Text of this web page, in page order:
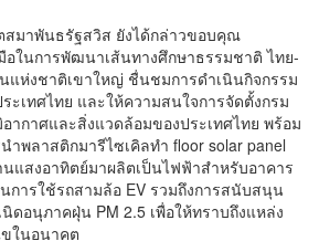
สมาพันธรัฐสวิส ยังได้กล่าวขอบคุณ
อในการพัฒนาเส้นทางศึกษาธรรมชาติ ไทย-
ห่งชาติเขาใหญ่ ชื่นชมการดำเนินกิจกรรม
ะเทศไทย และให้ความสนใจการจัดตั้งกรม
ากาศและสิ่งแวดล้อมของประเทศไทย พร้อม
ำพลาสติกมารีไซเคิลทำ floor solar panel
นแสงอาทิตย์มาผลิตเป็นไฟฟ้าสำหรับอาคาร
การใช้รถสามล้อ EV รวมถึงการสนับสนุน
ดอนุภาคฝุ่น PM 2.5 เพื่อให้ทราบถึงแหล่ง
ในอนาคต